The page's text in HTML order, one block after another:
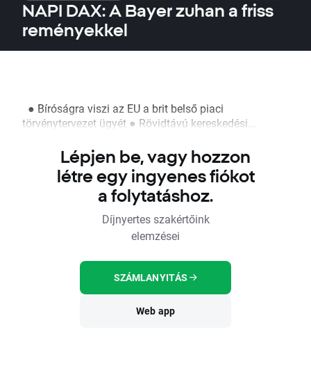
NAPI DAX: A Bayer zuhan a friss
reményekkel
● Bíróságra viszi az EU a brit belső piaci
törvénytervezet ügyét ● Rövidtávú kereskedési...
Lépjen be, vagy hozzon
létre egy ingyenes fiókot
a folytatáshoz.
Díjnyertes szakértőink
elemzései
SZÁMLANYITÁS
Web app